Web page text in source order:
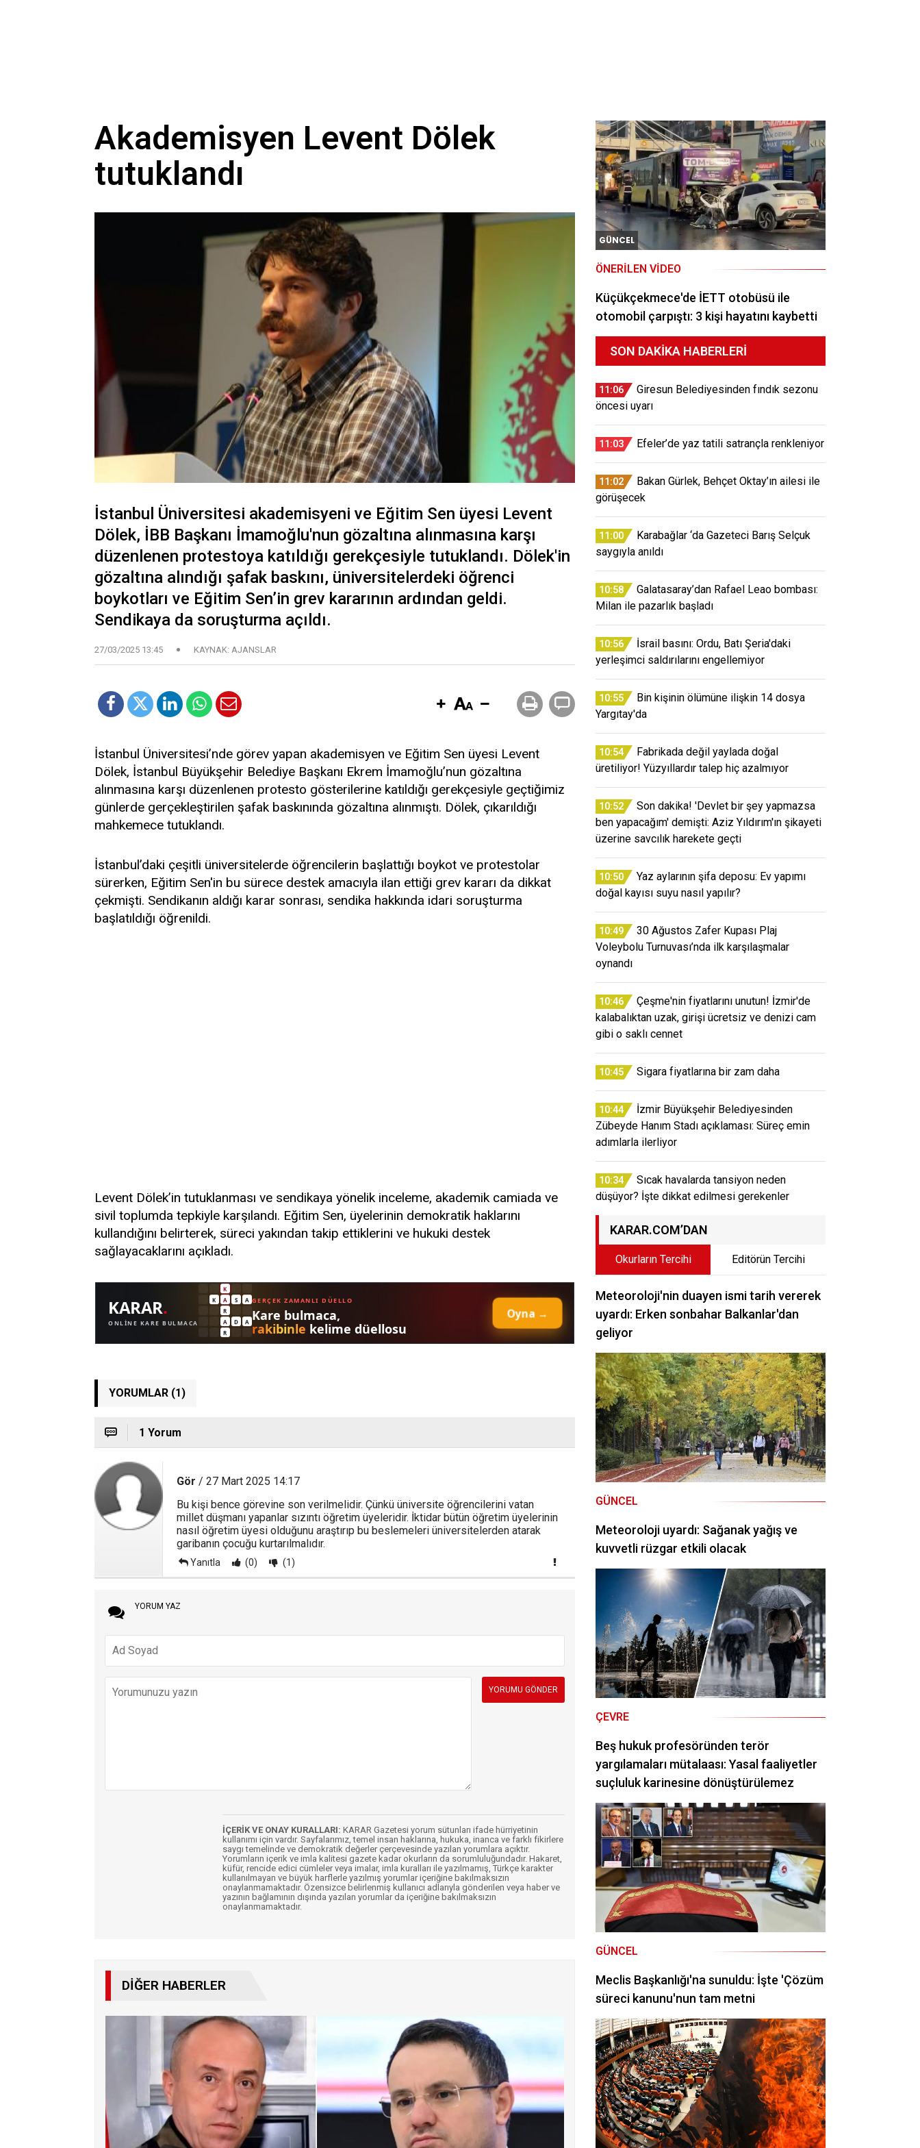
Akademisyen Levent Dölek
tutuklandı
İstanbul Üniversitesi akademisyeni ve Eğitim Sen üyesi Levent
Dölek, İBB Başkanı İmamoğlu'nun gözaltına alınmasına karşı
düzenlenen protestoya katıldığı gerekçesiyle tutuklandı. Dölek'in
gözaltına alındığı şafak baskını, üniversitelerdeki öğrenci
boykotları ve Eğitim Sen’in grev kararının ardından geldi.
Sendikaya da soruşturma açıldı.
27/03/2025 13:45 KAYNAK: AJANSLAR
İstanbul Üniversitesi’nde görev yapan akademisyen ve Eğitim Sen üyesi Levent
Dölek, İstanbul Büyükşehir Belediye Başkanı Ekrem İmamoğlu’nun gözaltına
alınmasına karşı düzenlenen protesto gösterilerine katıldığı gerekçesiyle geçtiğimiz
günlerde gerçekleştirilen şafak baskınında gözaltına alınmıştı. Dölek, çıkarıldığı
mahkemece tutuklandı.
İstanbul’daki çeşitli üniversitelerde öğrencilerin başlattığı boykot ve protestolar
sürerken, Eğitim Sen'in bu sürece destek amacıyla ilan ettiği grev kararı da dikkat
çekmişti. Sendikanın aldığı karar sonrası, sendika hakkında idari soruşturma
başlatıldığı öğrenildi.
Levent Dölek’in tutuklanması ve sendikaya yönelik inceleme, akademik camiada ve
sivil toplumda tepkiyle karşılandı. Eğitim Sen, üyelerinin demokratik haklarını
kullandığını belirterek, süreci yakından takip ettiklerini ve hukuki destek
sağlayacaklarını açıkladı.
YORUMLAR (1)
1 Yorum
Gör / 27 Mart 2025 14:17
Bu kişi bence görevine son verilmelidir. Çünkü üniversite öğrencilerini vatan
millet düşmanı yapanlar sızıntı öğretim üyeleridir. İktidar bütün öğretim üyelerinin
nasıl öğretim üyesi olduğunu araştırıp bu beslemeleri üniversitelerden atarak
garibanın çocuğu kurtarılmalıdır.
Yanıtla (0) (1)
YORUM YAZ
İÇERİK VE ONAY KURALLARI: KARAR Gazetesi yorum sütunları ifade hürriyetinin
kullanımı için vardır. Sayfalarımız, temel insan haklarına, hukuka, inanca ve farklı fikirlere
saygı temelinde ve demokratik değerler çerçevesinde yazılan yorumlara açıktır.
Yorumların içerik ve imla kalitesi gazete kadar okurların da sorumluluğundadır. Hakaret,
küfür, rencide edici cümleler veya imalar, imla kuralları ile yazılmamış, Türkçe karakter
kullanılmayan ve büyük harflerle yazılmış yorumlar içeriğine bakılmaksızın
onaylanmamaktadır. Özensizce belirlenmiş kullanıcı adlarıyla gönderilen veya haber ve
yazının bağlamının dışında yazılan yorumlar da içeriğine bakılmaksızın
onaylanmamaktadır.
DIĞER HABERLER
GÜNCEL
ÖNERILEN VIDEO
Küçükçekmece'de İETT otobüsü ile
otomobil çarpıştı: 3 kişi hayatını kaybetti
SON DAKIKA HABERLERI
11:06
Giresun Belediyesinden fındık sezonu
öncesi uyarı
11:03 Efeler’de yaz tatili satrançla renkleniyor
11:02
Bakan Gürlek, Behçet Oktay’ın ailesi ile
görüşecek
11:00
Karabağlar ‘da Gazeteci Barış Selçuk
saygıyla anıldı
10:58
Galatasaray’dan Rafael Leao bombası:
Milan ile pazarlık başladı
10:56
İsrail basını: Ordu, Batı Şeria'daki
yerleşimci saldırılarını engellemiyor
10:55
Bin kişinin ölümüne ilişkin 14 dosya
Yargıtay'da
10:54
Fabrikada değil yaylada doğal
üretiliyor! Yüzyıllardır talep hiç azalmıyor
10:52
Son dakika! 'Devlet bir şey yapmazsa
ben yapacağım' demişti: Aziz Yıldırım'ın şikayeti
üzerine savcılık harekete geçti
10:50
Yaz aylarının şifa deposu: Ev yapımı
doğal kayısı suyu nasıl yapılır?
10:49
30 Ağustos Zafer Kupası Plaj
Voleybolu Turnuvası’nda ilk karşılaşmalar
oynandı
10:46
Çeşme'nin fiyatlarını unutun! İzmir'de
kalabalıktan uzak, girişi ücretsiz ve denizi cam
gibi o saklı cennet
10:45 Sigara fiyatlarına bir zam daha
10:44
İzmir Büyükşehir Belediyesinden
Zübeyde Hanım Stadı açıklaması: Süreç emin
adımlarla ilerliyor
10:34
Sıcak havalarda tansiyon neden
düşüyor? İşte dikkat edilmesi gerekenler
KARAR.COM’DAN
Okurların Tercihi Editörün Tercihi
Meteoroloji'nin duayen ismi tarih vererek
uyardı: Erken sonbahar Balkanlar'dan
geliyor
GÜNCEL
Meteoroloji uyardı: Sağanak yağış ve
kuvvetli rüzgar etkili olacak
ÇEVRE
Beş hukuk profesöründen terör
yargılamaları mütalaası: Yasal faaliyetler
suçluluk karinesine dönüştürülemez
GÜNCEL
Meclis Başkanlığı'na sunuldu: İşte 'Çözüm
süreci kanunu'nun tam metni